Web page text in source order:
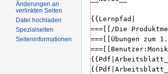
Änderungen an
verlinkten Seiten
Datei hochladen
Spezialseiten
Seiteninformationen